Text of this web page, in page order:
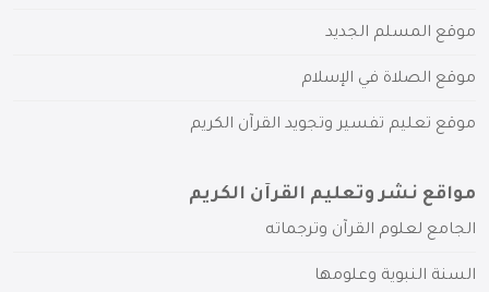
موقع المسلم الجديد
موقع الصلاة في الإسلام
موقع تعليم تفسير وتجويد القرآن الكريم
مواقع نشر وتعليم القرآن الكريم
الجامع لعلوم القرآن وترجماته
السنة النبوية وعلومها